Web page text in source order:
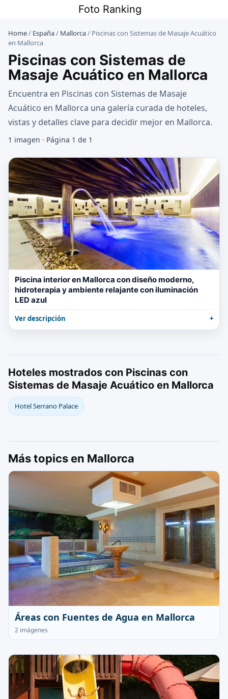
contenido
Foto Ranking
Home/ España/ Mallorca/ Piscinas con Sistemas de Masaje Acuático
en Mallorca
Piscinas con Sistemas de
Masaje Acuático en Mallorca
Encuentra en Piscinas con Sistemas de Masaje
Acuático en Mallorca una galería curada de hoteles,
vistas y detalles clave para decidir mejor en Mallorca.
1 imagen · Página 1 de 1
Piscina interior en Mallorca con diseño moderno,
hidroterapia y ambiente relajante con iluminación
LED azul
Ver descripción
Hoteles mostrados con Piscinas con
Sistemas de Masaje Acuático en Mallorca
Hotel Serrano Palace
Más topics en Mallorca
Áreas con Fuentes de Agua en Mallorca
2 imágenes